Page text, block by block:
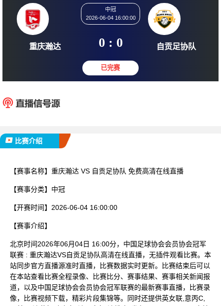
2026-06-04 16:00:00
0 : 0
比赛介绍
【赛事名称】 重庆瀚达 VS 自贡足协队 免费高清在线直播
【赛事分类】 中冠
【开赛时间】 2026-06-04 16:00:00
【赛事介绍】
北京时间2026年06月04日 16:00分，中国足球协会会员协会冠军
联赛 : 重庆瀚达VS自贡足协队高清在线直播，无插件观看比赛。本
站同步官方直播源准时直播，比赛数据实时更新。比赛结束后可以
在本站查看比赛全程录像、比赛比分、赛事结果、赛事相关新闻报
道，以及中国足球协会会员协会冠军联赛的最新赛事直播，比赛录
像，比赛视频下载，精彩片段集锦等。同时还提供英女联,意丙C,